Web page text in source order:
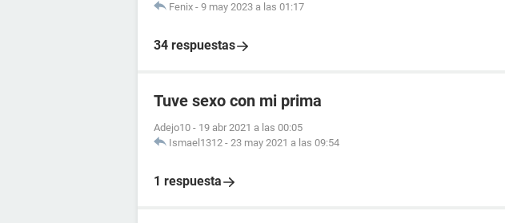
Fenix - 9 may 2023 a las 01:17
34 respuestas
Tuve sexo con mi prima
Adejo10 - 19 abr 2021 a las 00:05
Ismael1312 - 23 may 2021 a las 09:54
1 respuesta